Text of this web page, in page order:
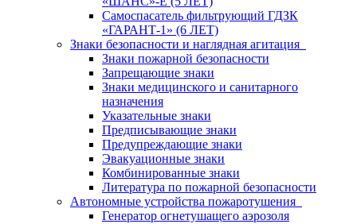
Самоспасатель фильтрующий ГДЗК
«ГАРАНТ-1» (6 ЛЕТ)
Знаки безопасности и наглядная агитация
Знаки пожарной безопасности
Запрещающие знаки
Знаки медицинского и санитарного
назначения
Указательные знаки
Предписывающие знаки
Предупреждающие знаки
Эвакуационные знаки
Комбинированные знаки
Литература по пожарной безопасности
Автономные устройства пожаротушения
Генератор огнетушащего аэрозоля